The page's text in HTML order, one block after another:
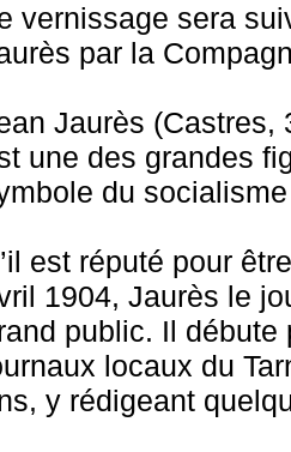
vernissage sera
par la
Jaurès (Castres,
une des grandes
du
est réputé pour
1904, Jaurès le
public. Il
locaux du
y rédigeant